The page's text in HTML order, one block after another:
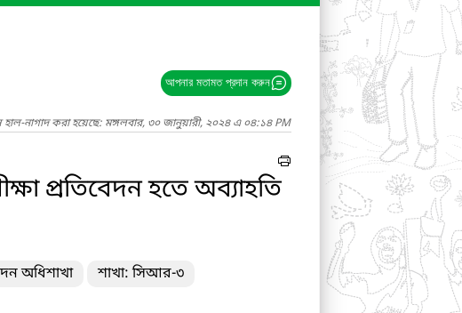
আপনার মতামত প্রদান করুন
হাল-নাগাদ করা হয়েছে: মঙ্গলবার, ৩০ জানুয়ারী, ২০২৪ এ ০৪:১৪ PM
প্রতিবেদন হতে অব্যাহতি
অধিশাখা শাখা: সিআর-৩